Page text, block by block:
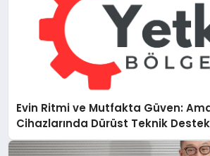
Evin Ritmi ve Mutfakta Güven:
Cihazlarında Dürüst Teknik